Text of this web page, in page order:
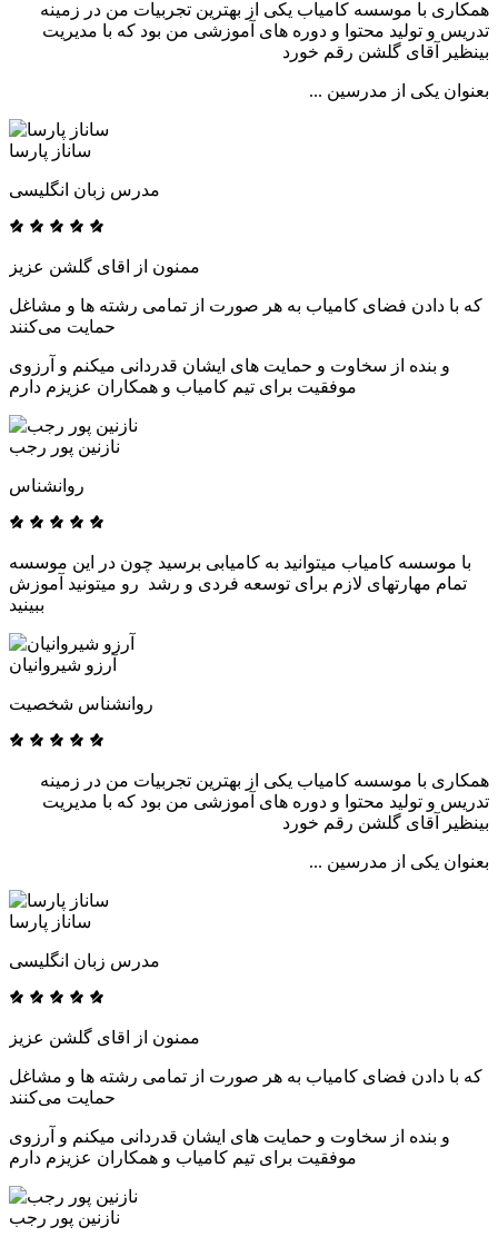
همکاری با موسسه کامیاب یکی از بهترین تجربیات من در زمینه
تدریس و تولید محتوا و دوره های آموزشی من بود که با مدیریت
بینظیر آقای گلشن رقم خورد
بعنوان یکی از مدرسین ...
ساناز پارسا
مدرس زبان انگلیسی
که با دادن فضای کامیاب به هر صورت از تمامی رشته ها و مشاغل
حمایت می‌کنند
و بنده از سخاوت و حمایت های ایشان قدردانی میکنم و آرزوی
موفقیت برای تیم کامیاب و همکاران عزیزم دارم
نازنین پور رجب
روانشناس
با موسسه کامیاب میتوانید به کامیابی برسید چون در این موسسه
تمام مهارتهای لازم برای توسعه فردی و رشد رو میتونید آموزش
ببینید
آرزو شیروانیان
روانشناس شخصیت
همکاری با موسسه کامیاب یکی از بهترین تجربیات من در زمینه
تدریس و تولید محتوا و دوره های آموزشی من بود که با مدیریت
بینظیر آقای گلشن رقم خورد
بعنوان یکی از مدرسین ...
ساناز پارسا
مدرس زبان انگلیسی
که با دادن فضای کامیاب به هر صورت از تمامی رشته ها و مشاغل
حمایت می‌کنند
و بنده از سخاوت و حمایت های ایشان قدردانی میکنم و آرزوی
موفقیت برای تیم کامیاب و همکاران عزیزم دارم
نازنین پور رجب